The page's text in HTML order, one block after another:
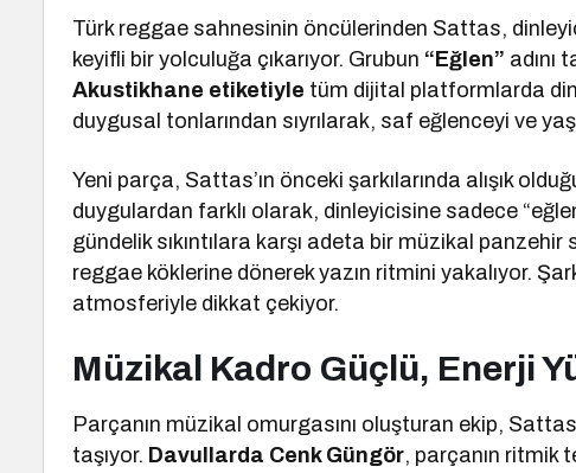
Türk reggae sahnesinin öncülerinden Sattas,
keyifli bir yolculuğa çıkarıyor. Grubun “Eğlen” adını
Akustikhane etiketiyle tüm dijital platformlarda
duygusal tonlarından sıyrılarak, saf eğlenceyi ve
Yeni parça, Sattas’ın önceki şarkılarında alışık
duygulardan farklı olarak, dinleyicisine sadece
gündelik sıkıntılara karşı adeta bir müzikal panzehir
reggae köklerine dönerek yazın ritmini yakalıyor.
atmosferiyle dikkat çekiyor.
Müzikal Kadro Güçlü, Enerji
Parçanın müzikal omurgasını oluşturan ekip,
taşıyor. Davullarda Cenk Güngör, parçanın ritmik